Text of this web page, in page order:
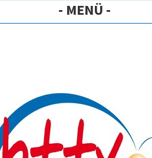
- MENÜ -